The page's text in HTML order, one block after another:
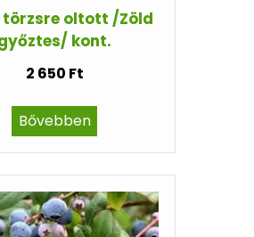
törzsre oltott /Zöld
kont.
2 650 Ft
Bővebben